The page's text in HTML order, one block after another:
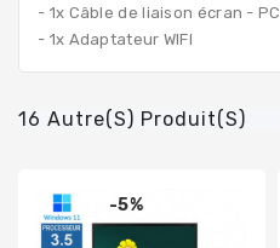
- 1x Câble de liaison écran - PC
- 1x Adaptateur WIFI
16 Autre(s) Produit(s)
-5%